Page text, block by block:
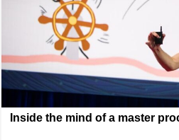
Inside the mind of a master